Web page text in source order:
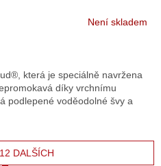
Není skladem
která je speciálně navržena
díky vrchnímu
podlepené voděodolné švy a
DALŠÍCH